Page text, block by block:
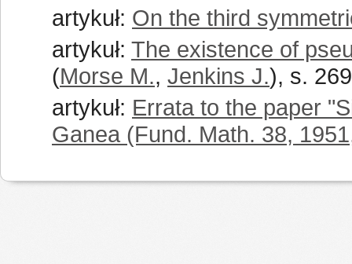
artykuł: On the third
artykuł: The existence of
(Morse M., Jenkins J.), s.
artykuł: Errata to the paper
Ganea (Fund. Math. 38,